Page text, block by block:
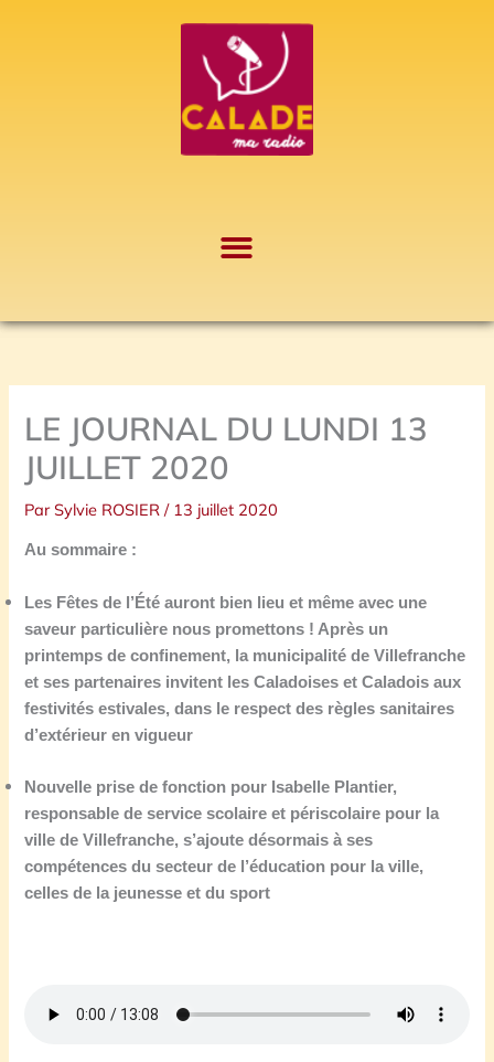
LE JOURNAL DU LUNDI 13
JUILLET 2020
ParSylvie ROSIER/ 13 juillet 2020
Au sommaire :
Les Fêtes de l’Été auront bien lieuet mêmeavec une
saveur particulière nous promettons ! Après un
printemps de confinement, la municipalité de Villefranche
et ses partenaires invitent les Caladoises et Caladois aux
festivités estivales, dans le respect des règles sanitaires
d’extérieur en vigueur
Nouvelle prise de fonction pour Isabelle Plantier,
responsable de service scolaire et périscolaire pour la
ville de Villefranche, s’ajoute désormais à ses
compétences du secteur de l’éducation pour la ville,
celles de la jeunesse et du sport